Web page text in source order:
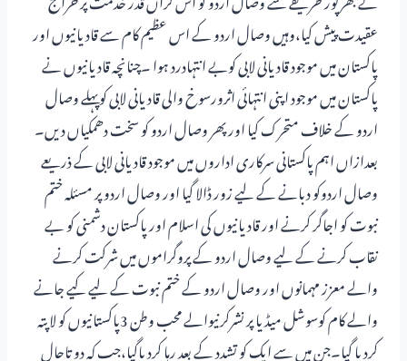
عقیدت پیش کیا،وہیں وصال اردو کے اس عظیم کام سے قادیانیوں اور
پاکستان میں موجود قادیانی لابی کوبے انتہادرد ہوا ۔چنانچہ قادیانیوں نے
پاکستان میں موجود اپنی انتہائی اثرورسوخ والی قادیانی لابی کوپہلے وصال
اردو کے خلاف متحرک کیا اورپھر وصال اردو کو سخت دھمکیاں دیں۔
بعدازاں اہم پاکستانی سرکاری اداروں میں موجود قادیانی لابی کے ذریعے
وصال اردوکو دبانے کے لیے زور ڈالا گیا اور وصال اردو پر مسئلہ ختم
نبوت کو اجاگر کرنے اور قادیانیوں کی اسلام اور پاکستان دشمنی کو بے
نقاب کرنے کے لیے وصال اردو کے پروگراموں میں شرکت کرنے
والے معزز مہمانوں اور وصال اردو کے ختم نبوت کے لیے کیے جانے
والے کام کوسوشل میڈیا پر نشرکرنیوالے محب وطن 3پاکستانیوں کو لاپتہ
کردیا گیا۔جن میں سے ایک کو تشدد کے بعد رہا کردیاگیا،جب کہ دو تاحال